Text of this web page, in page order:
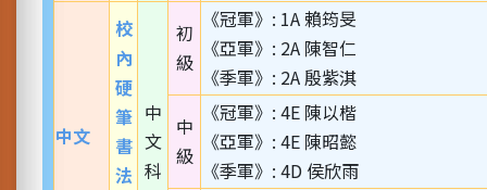
中文
校
內
硬
筆
書
法
中
文
科
初
級
《冠軍》: 1A 賴筠旻
《亞軍》: 2A 陳智仁
《季軍》: 2A 殷紫淇
中
級
《冠軍》: 4E 陳以楷
《亞軍》: 4E 陳昭懿
《季軍》: 4D 侯欣雨